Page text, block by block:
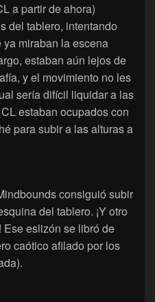
a partir de ahora)
del tablero, intentando
miraban la escena
estaban aún lejos de
y el movimiento no les
sería difícil liquidar a las
estaban ocupados con
para subir a las alturas a
consiguió subir
del tablero. ¡Y otro
eslizón se libró de
caótico afilado por los